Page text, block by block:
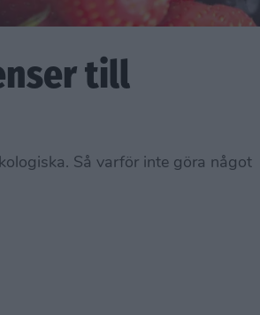
till
Så varför inte göra något